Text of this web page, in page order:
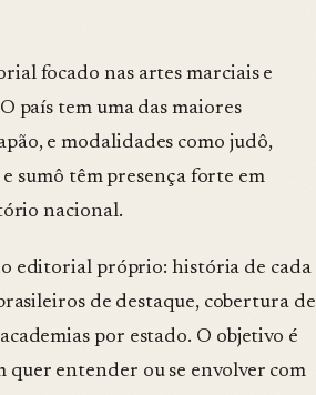
focado nas artes marciais e
país tem uma das maiores
e modalidades como judô,
sumô têm presença forte em
nacional.
editorial próprio: história de cada
de destaque, cobertura de
por estado. O objetivo é
quer entender ou se envolver com